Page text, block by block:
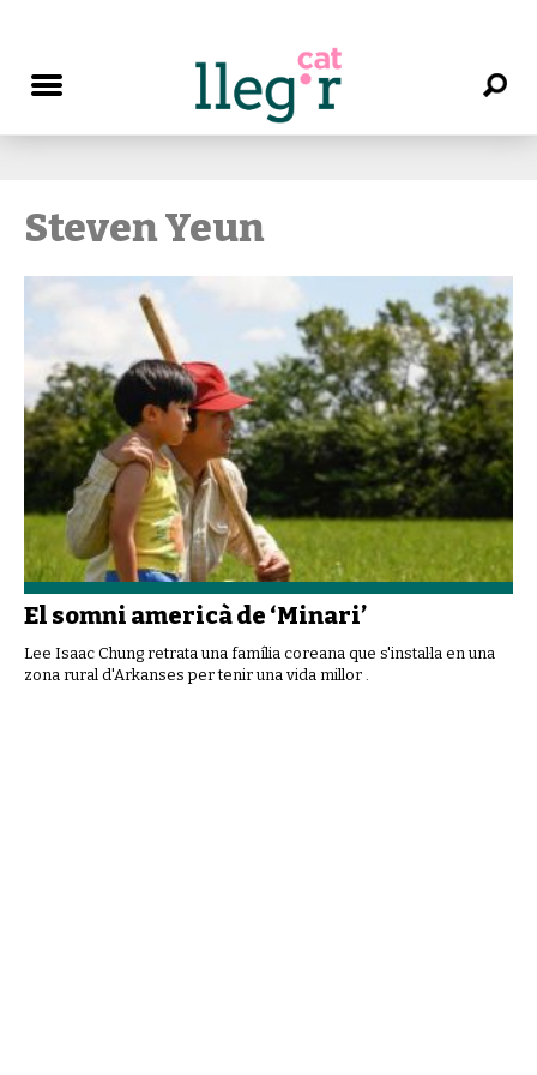
Steven Yeun
El somni americà de ‘Minari’
Lee Isaac Chung retrata una família coreana que s'instal·la en una
zona rural d'Arkanses per tenir una vida millor .